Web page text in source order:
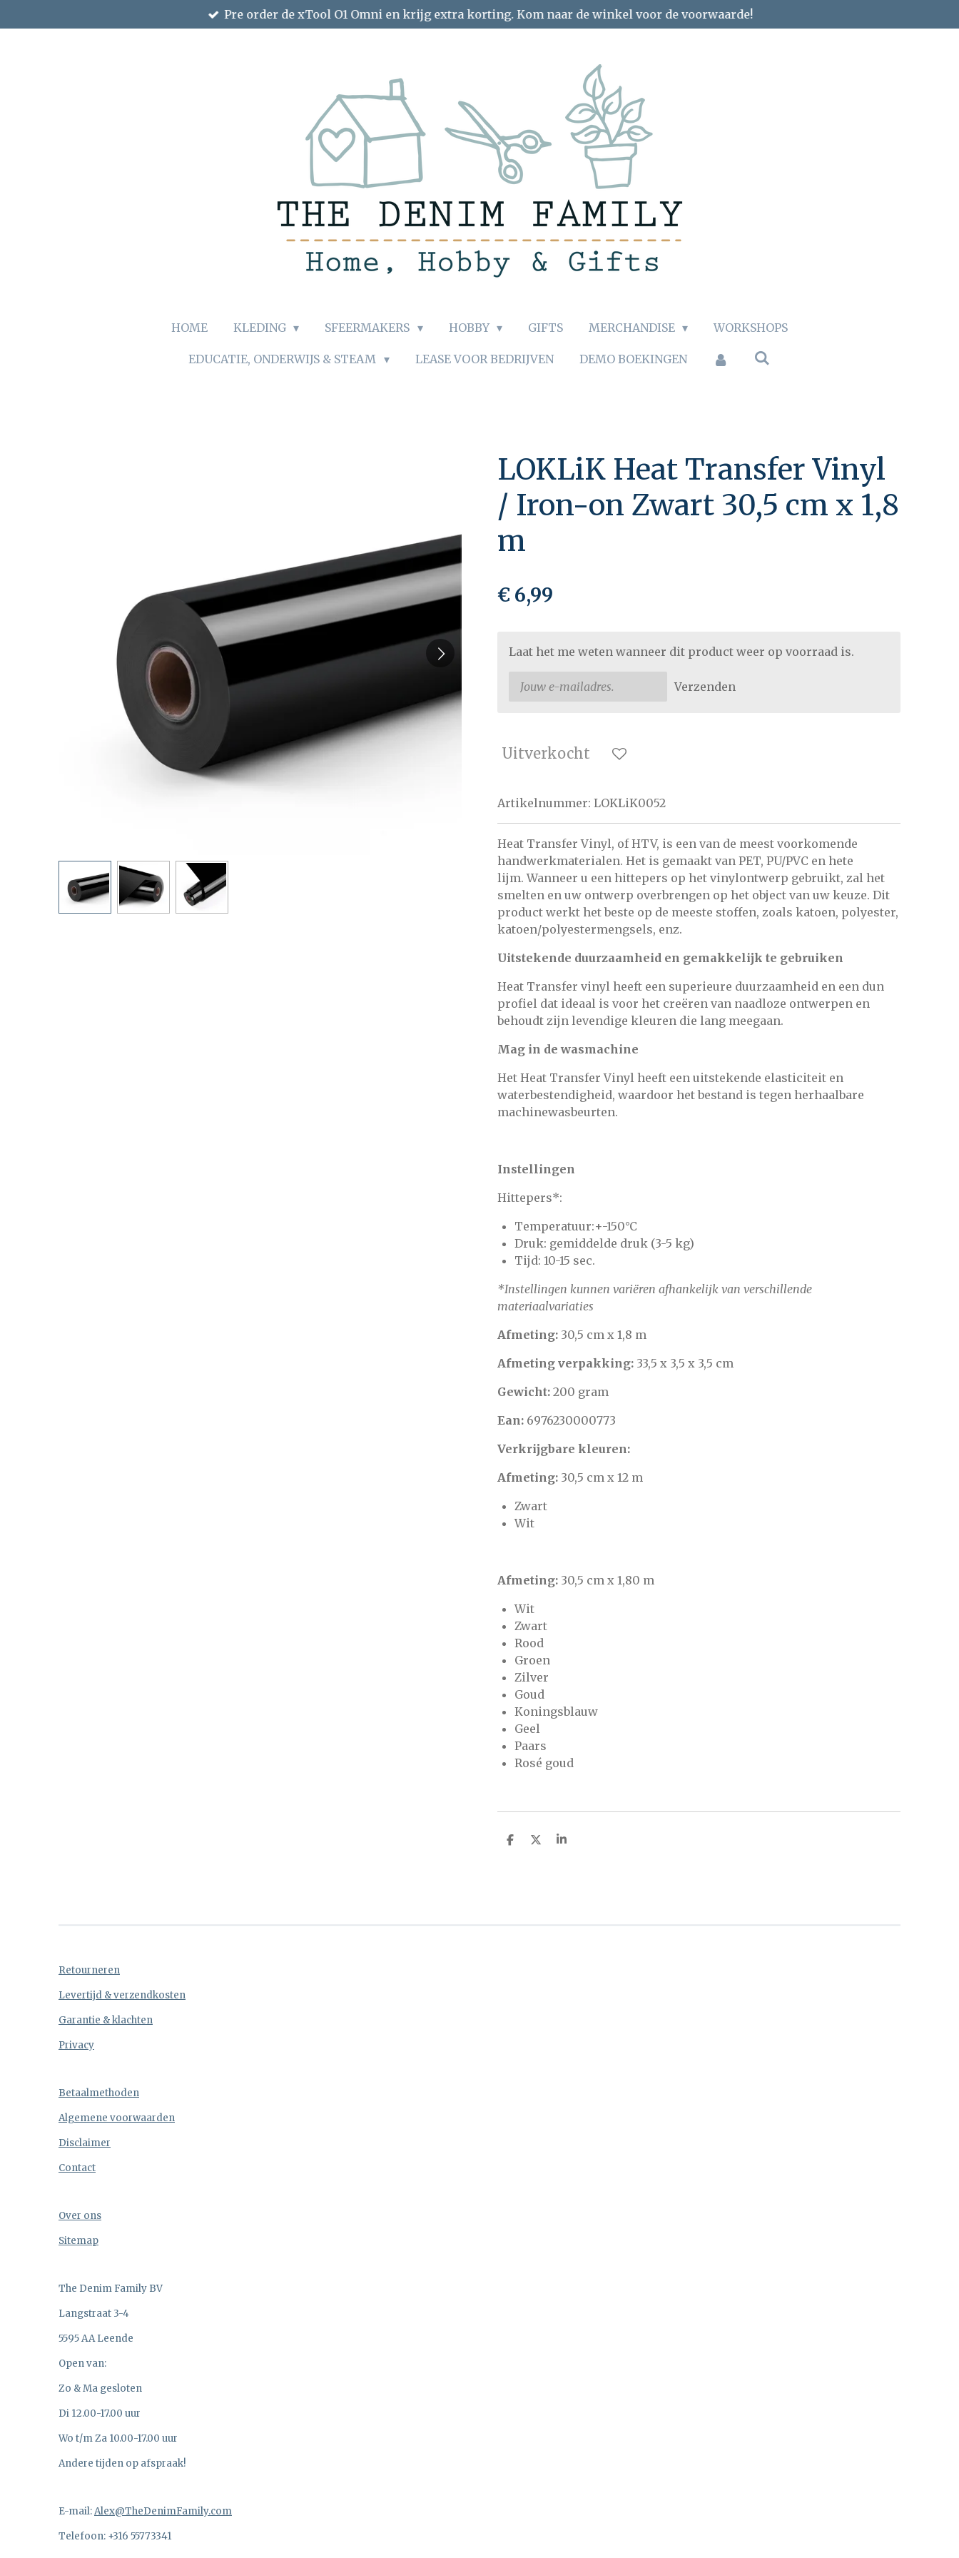
direct
Pre order de xTool O1 Omni en krijg extra korting. Kom naar de winkel voor de voorwaarde!
HOME KLEDING SFEERMAKERS HOBBY GIFTS MERCHANDISE WORKSHOPS
EDUCATIE, ONDERWIJS & STEAM LEASE VOOR BEDRIJVEN DEMO BOEKINGEN
LOKLiK Heat Transfer Vinyl
/ Iron-on Zwart 30,5 cm x 1,8
m
€ 6,99
Laat het me weten wanneer dit product weer op voorraad is.
Verzenden
Uitverkocht
Artikelnummer: LOKLiK0052
Heat Transfer Vinyl, of HTV, is een van de meest voorkomende
handwerkmaterialen. Het is gemaakt van PET, PU/PVC en hete
lijm. Wanneer u een hittepers op het vinylontwerp gebruikt, zal het
smelten en uw ontwerp overbrengen op het object van uw keuze. Dit
product werkt het beste op de meeste stoffen, zoals katoen, polyester,
katoen/polyestermengsels, enz.
Uitstekende duurzaamheid en gemakkelijk te gebruiken
Heat Transfer vinyl heeft een superieure duurzaamheid en een dun
profiel dat ideaal is voor het creëren van naadloze ontwerpen en
behoudt zijn levendige kleuren die lang meegaan.
Mag in de wasmachine
Het Heat Transfer Vinyl heeft een uitstekende elasticiteit en
waterbestendigheid, waardoor het bestand is tegen herhaalbare
machinewasbeurten.
Instellingen
Hittepers*:
Temperatuur:+-150°C
Druk: gemiddelde druk (3-5 kg)
Tijd: 10-15 sec.
*Instellingen kunnen variëren afhankelijk van verschillende
materiaalvariaties
Afmeting: 30,5 cm x 1,8 m
Afmeting verpakking: 33,5 x 3,5 x 3,5 cm
Gewicht: 200 gram
Ean: 6976230000773
Verkrijgbare kleuren:
Afmeting: 30,5 cm x 12 m
Zwart
Wit
Afmeting: 30,5 cm x 1,80 m
Wit
Zwart
Rood
Groen
Zilver
Goud
Koningsblauw
Geel
Paars
Rosé goud
D
D
S
Retourneren
Levertijd & verzendkosten
Garantie & klachten
Privacy
Betaalmethoden
Algemene voorwaarden
Disclaimer
Contact
Over ons
Sitemap
The Denim Family BV
Langstraat 3-4
5595 AA Leende
Open van:
Zo & Ma gesloten
Di 12.00-17.00 uur
Wo t/m Za 10.00-17.00 uur
Andere tijden op afspraak!
E-mail:Alex@TheDenimFamily.com
Telefoon: +316 55773341